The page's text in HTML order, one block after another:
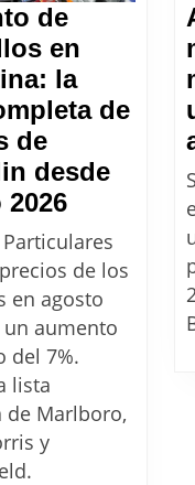
de
en
la
de
de
desde
Aumento
de
cigarrillos
en
la
completa
de los
en agosto
un aumento
del 7%.
lista
de Marlboro,
y